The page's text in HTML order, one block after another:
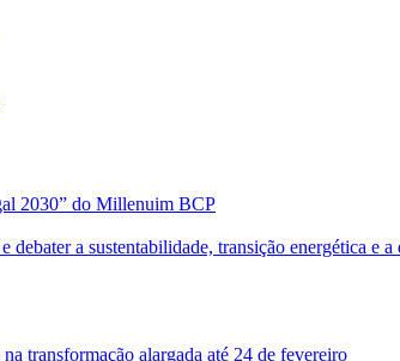
2030” do Millenuim BCP
a sustentabilidade, transição energética e
transformação alargada até 24 de fevereiro